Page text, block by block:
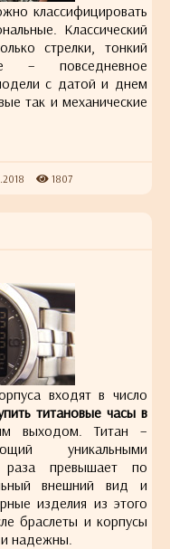
классифицировать
Классический
стрелки, тонкий
– повседневное
с датой и днем
так и механические
1807
входят в число
титановые часы в
выходом. Титан –
уникальными
превышает по
внешний вид и
изделия из этого
браслеты и корпусы
надежны.